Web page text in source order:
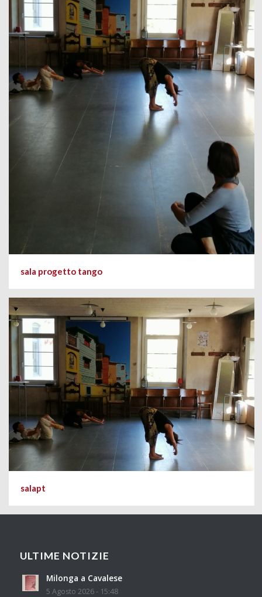
sala progetto tango
salapt
ULTIME NOTIZIE
Milonga a Cavalese
5 Agosto 2026 - 15:48